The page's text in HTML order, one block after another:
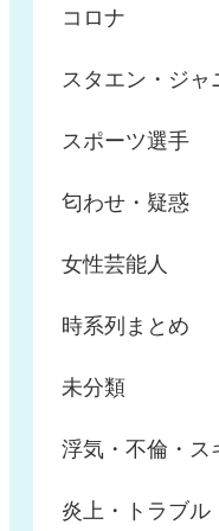
コロナ
スタエン・ジャ
スポーツ選手
匂わせ・疑惑
女性芸能人
時系列まとめ
未分類
浮気・不倫・ス
炎上・トラブル